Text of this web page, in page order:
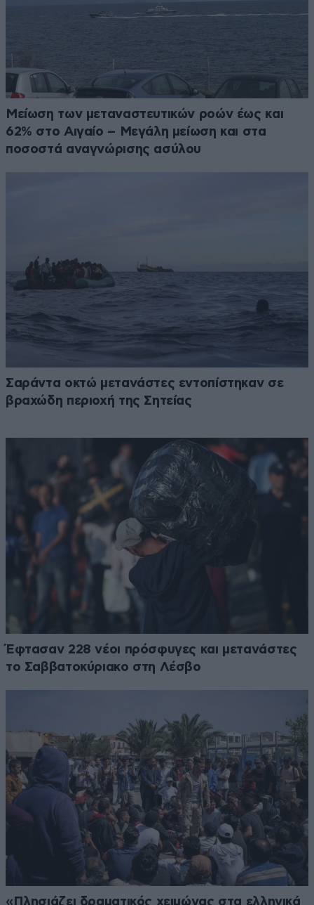
Μείωση των μεταναστευτικών ροών έως και
62% στο Αιγαίο – Μεγάλη μείωση και στα
ποσοστά αναγνώρισης ασύλου
Σαράντα οκτώ μετανάστες εντοπίστηκαν σε
βραχώδη περιοχή της Σητείας
Έφτασαν 228 νέοι πρόσφυγες και μετανάστες
το Σαββατοκύριακο στη Λέσβο
«Πλησιάζει δραματικός χειμώνας στα ελληνικά